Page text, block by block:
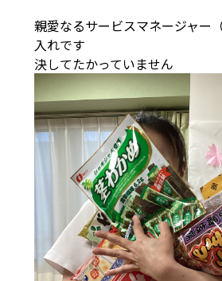
親愛なるサービスマネージャー
入れです
決してたかっていません